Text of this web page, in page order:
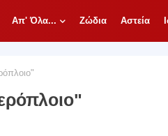
Απ' Όλα... Ζώδια Αστεία